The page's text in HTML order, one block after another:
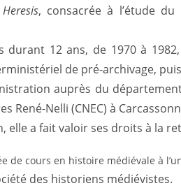
Heresis, consacrée à l’étude du
durant 12 ans, de 1970 à
de pré-archivage,
auprès du
René-Nelli (CNEC) à
elle a fait valoir ses droits à la
de cours en histoire médiévale à
des historiens médiévistes.